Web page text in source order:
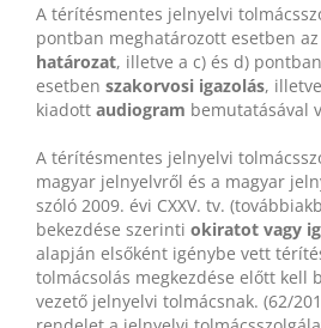
A térítésmentes jelnyelvi
pontban meghatározott esetben
határozat, illetve a c) és d)
esetben szakorvosi igazolás,
kiadott audiogram bemutatásával
A térítésmentes jelnyelvi
magyar jelnyelvről és a magyar
szóló 2009. évi CXXV. tv.
bekezdése szerinti okiratot vagy
alapján elsőként igénybe vett
tolmácsolás megkezdése előtt kell
vezető jelnyelvi tolmácsnak. (62/